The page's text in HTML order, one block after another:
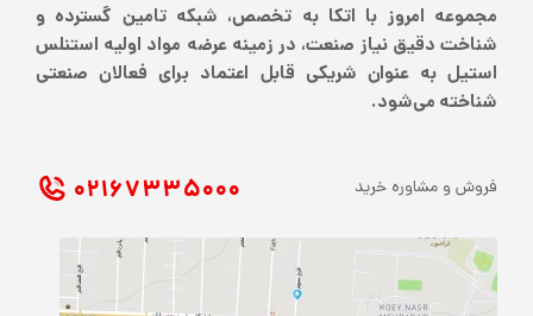
مجموعه امروز با اتکا به تخصص، شبکه تامین گسترده و
شناخت دقیق نیاز صنعت، در زمینه عرضه مواد اولیه استنلس
استیل به عنوان شریکی قابل اعتماد برای فعالان صنعتی
شناخته می‌شود.
فروش و مشاوره خرید ۰۲۱ ۶۷۳۳۵۰۰۰